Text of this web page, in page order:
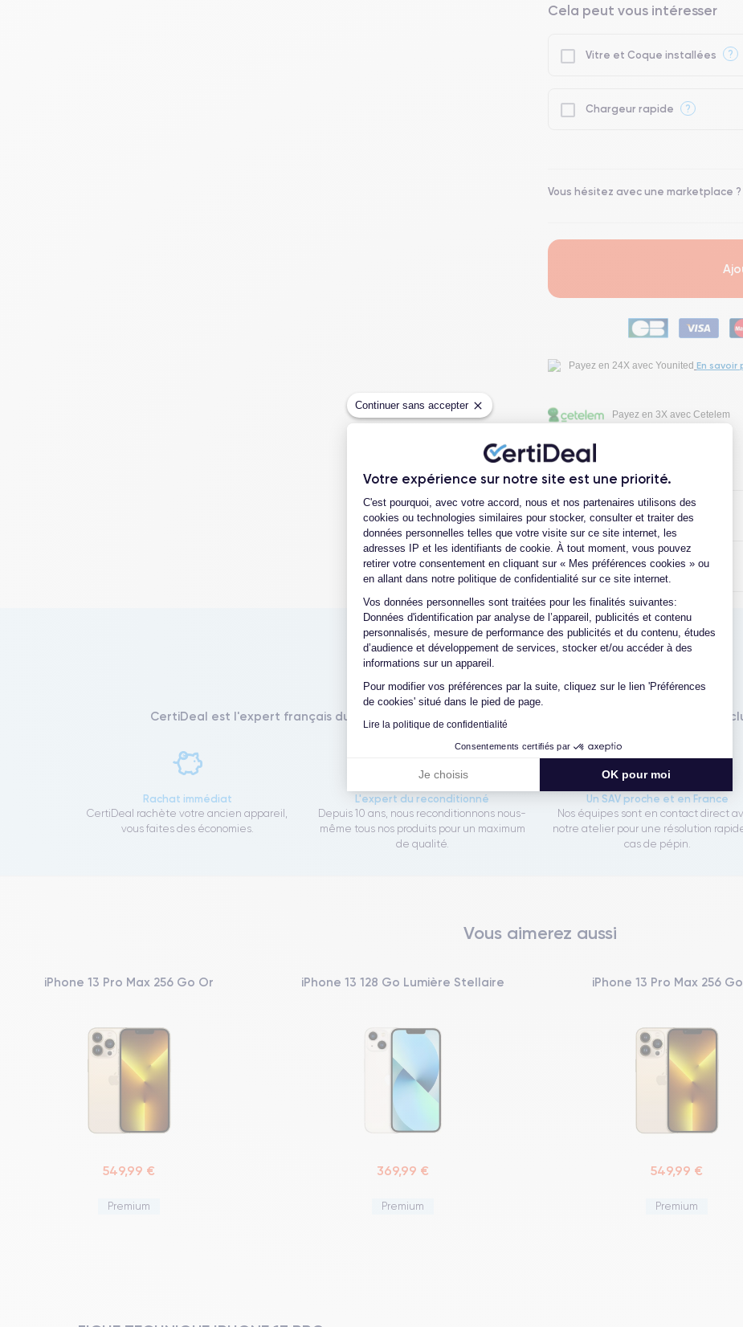
Continuer sans accepter
Votre expérience sur notre site est une priorité.
Plateforme de Gestion du Consentement :
C'est pourquoi, avec votre accord, nous et nos partenaires utilisons des
cookies ou technologies similaires pour stocker, consulter et traiter des
données personnelles telles que votre visite sur ce site internet, les
adresses IP et les identifiants de cookie. À tout moment, vous pouvez
retirer votre consentement en cliquant sur « Mes préférences cookies » ou
en allant dans notre politique de confidentialité sur ce site internet.
Vos données personnelles sont traitées pour les finalités suivantes:
Données d'identification par analyse de l’appareil, publicités et contenu
personnalisés, mesure de performance des publicités et du contenu, études
d’audience et développement de services, stocker et/ou accéder à des
informations sur un appareil.
Pour modifier vos préférences par la suite, cliquez sur le lien 'Préférences
de cookies' situé dans le pied de page.
Lire la politique de confidentialité
Consentements certifiés par
Je choisis OK pour moi
Axeptio consent
Cela peut vous intéresser
Vitre et Coque installées ?
Chargeur rapide ?
Vous hésitez avec une marketplace ?
Payez en 24X avec Younited En savoir
Payez en 3X avec Cetelem
Fiche Technique
Avis clients
Questions fréquentes
Les garanties CertiDeal
CertiDeal est l'expert français du reconditionné. En achetant ici, vous bénéficiez de garanties
Rachat immédiat
CertiDeal rachète votre ancien appareil,
vous faites des économies.
L'expert du reconditionné
Depuis 10 ans, nous reconditionnons nous-
même tous nos produits pour un maximum
de qualité.
Un SAV proche et en France
Nos équipes sont en contact direct
notre atelier pour une résolution
cas de pépin.
Vous aimerez aussi
iPhone 13 Pro Max 256 Go Or
549,99 €
Premium
iPhone 13 128 Go Lumière Stellaire
369,99 €
Premium
iPhone 13 Pro Max 256
549,99 €
Premium